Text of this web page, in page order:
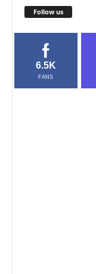
Follow us
6.5K
FANS